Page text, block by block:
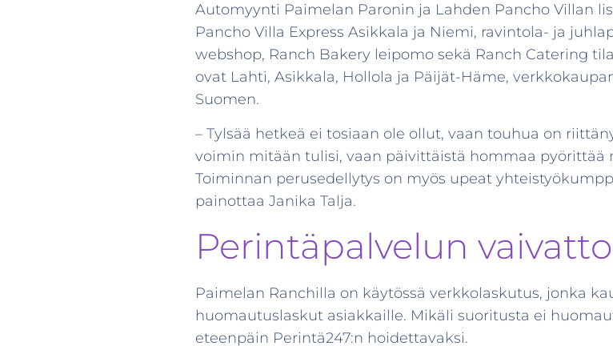
Automyynti Paimelan Paronin ja Lahden Pancho Villan
Pancho Villa Express Asikkala ja Niemi, ravintola- ja
webshop, Ranch Bakery leipomo sekä Ranch Catering
ovat Lahti, Asikkala, Hollola ja Päijät-Häme,
Suomen.
– Tylsää hetkeä ei tosiaan ole ollut, vaan touhua on
voimin mitään tulisi, vaan päivittäistä hommaa
Toiminnan perusedellytys on myös upeat
painottaa Janika Talja.
Perintäpalvelun
Paimelan Ranchilla on käytössä verkkolaskutus, jonka
huomautuslaskut asiakkaille. Mikäli suoritusta ei
eteenpäin Perintä247:n hoidettavaksi.